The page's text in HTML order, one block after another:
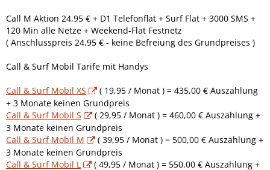
Call M Aktion 24,95 € + D1 Telefonflat + Surf Flat + 3000 SMS +
120 Min alle Netze + Weekend-Flat Festnetz
( Anschlusspreis 24,95 € - keine Befreiung des Grundpreises )
Call & Surf Mobil Tarife mit Handys
Call & Surf Mobil XS
( 19,95 / Monat ) = 435,00 € Auszahlung
+ 3 Monate keinen Grundpreis
Call & Surf Mobil S
( 29,95 / Monat ) = 460,00 € Auszahlung +
3 Monate keinen Grundpreis
Call & Surf Mobil M
( 39,95 / Monat ) = 500,00 € Auszahlung +
3 Monate keinen Grundpreis
Call & Surf Mobil L
( 49,95 / Monat ) = 550,00 € Auszahlung +